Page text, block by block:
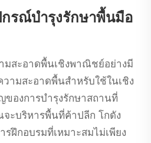
รณ์บำรุงรักษาพื้นมือ
มสะอาดพื้นเชิงพาณิชย์อย่างมี
วามสะอาดพื้นสำหรับใช้ในเชิง
ของการบำรุงรักษาสถานที่
ะบริหารพื้นที่ค้าปลีก โกดัง
ฝึกอบรมที่เหมาะสมไม่เพียง